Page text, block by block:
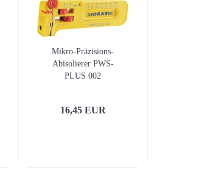
Stichsägen
Mikro-Präzisions-
Abisolierer PWS-
PLUS 002
D. 0,25 - 0,80 mm
16,45 EUR